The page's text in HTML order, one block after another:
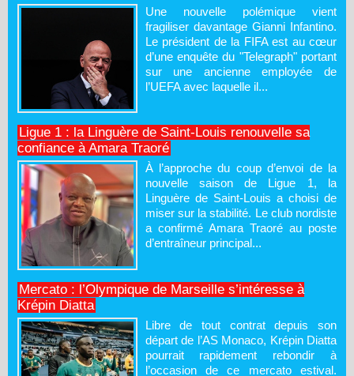
Une nouvelle polémique vient
fragiliser davantage Gianni Infantino.
Le président de la FIFA est au cœur
d’une enquête du "Telegraph" portant
sur une ancienne employée de
l’UEFA avec laquelle il...
Ligue 1 : la Linguère de Saint-Louis renouvelle sa
confiance à Amara Traoré
À l’approche du coup d’envoi de la
nouvelle saison de Ligue 1, la
Linguère de Saint-Louis a choisi de
miser sur la stabilité. Le club nordiste
a confirmé Amara Traoré au poste
d’entraîneur principal...
Mercato : l’Olympique de Marseille s’intéresse à
Krépin Diatta
Libre de tout contrat depuis son
départ de l’AS Monaco, Krépin Diatta
pourrait rapidement rebondir à
l’occasion de ce mercato estival.